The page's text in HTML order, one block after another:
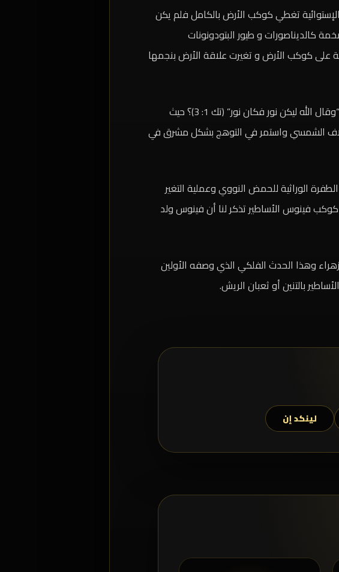
الإستوائية تغطي كوكب الأرض بالكامل فلم يكن
كالديناصورات و طيور البتودونونات
على كوكب الأرض و تغيرت علاقة الأرض بنجمها
ظهر النور بشكل مفاجىء نتيجة النجم المشتعل فكان نور، وقصة الخلق في الأديان “وقال الله ليكن نور فكان نور” (تك 1: 3)؟ حيث
الشمسي واستمر في التوهج بشكل مشرق في
الوراثية للحمض النووي وعملية التغير
كوكب فينوس الأساطير تذكر لنا أن فينوس ولد
وهذا الحدث الفلكي الذي وصفه الأولين
بالتنين أو ثعبان الريش.
لينكد إن